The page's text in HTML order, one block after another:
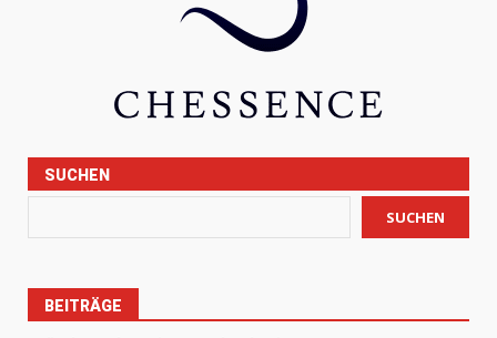
SUCHEN
SUCHEN
BEITRÄGE